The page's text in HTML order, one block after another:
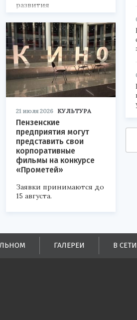
развития
«Технопром-2026».
21 июля 2026 КУЛЬТУРА
Пензенские
предприятия могут
представить свои
корпоративные
фильмы на конкурсе
«Прометей»
Заявки принимаются до
15 августа.
ГАЛЕРЕИ В СЕТИ